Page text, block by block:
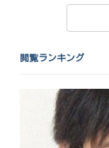
閲覧ランキング